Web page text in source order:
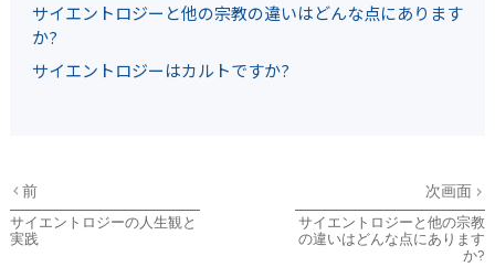
サイエントロジーと他の宗教の違いはどんな点にあります
か?
サイエントロジーはカルトですか?
前
サイエントロジーの人生観と
実践
次画面
サイエントロジーと他の宗教
の違いはどんな点にあります
か?